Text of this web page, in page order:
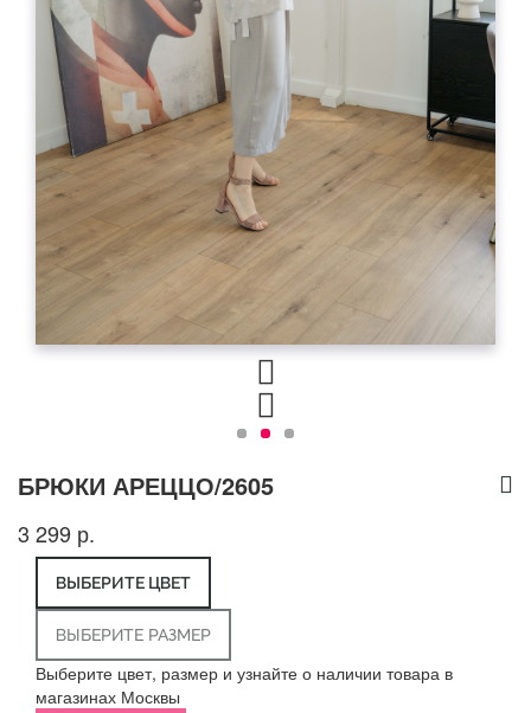
БРЮКИ АРЕЦЦО/2605
3 299 р.
ВЫБЕРИТЕ ЦВЕТ
ВЫБЕРИТЕ РАЗМЕР
Выберите цвет, размер и узнайте о наличии товара в
магазинах Москвы